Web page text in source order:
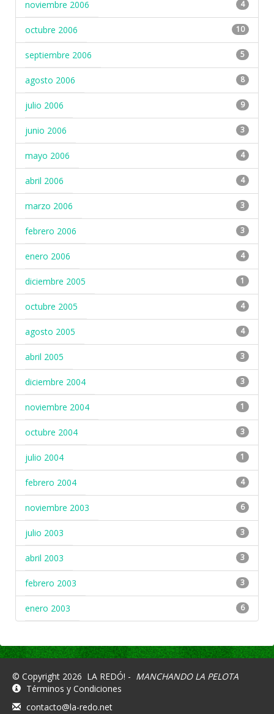
noviembre 2006 4
octubre 2006 10
septiembre 2006 5
agosto 2006 8
julio 2006 9
junio 2006 3
mayo 2006 4
abril 2006 4
marzo 2006 3
febrero 2006 3
enero 2006 4
diciembre 2005 1
octubre 2005 4
agosto 2005 4
abril 2005 3
diciembre 2004 3
noviembre 2004 1
octubre 2004 3
julio 2004 1
febrero 2004 4
noviembre 2003 6
julio 2003 3
abril 2003 3
febrero 2003 3
enero 2003 6
© Copyright 2026 LA REDÓ! - MANCHANDO LA PELOTA
Términos y Condiciones
contacto@la-redo.net